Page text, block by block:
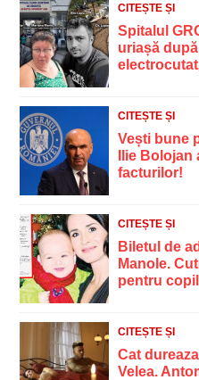
CITEȘTE ȘI
Spitalul
uriașă
CITEȘTE ȘI
Vești bune
Ilie
facturilor!
CITEȘTE ȘI
Biletul de
Manole.
pentru
CITEȘTE ȘI
Cat
Velea.